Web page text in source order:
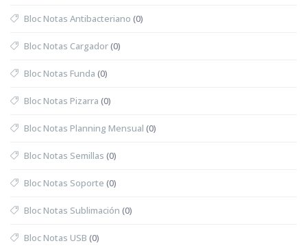
Bloc Notas Antibacteriano (0)
Bloc Notas Cargador(0)
Bloc Notas Funda (0)
Bloc Notas Pizarra (0)
Bloc Notas Planning Mensual (0)
Bloc Notas Semillas (0)
Bloc Notas Soporte (0)
Bloc Notas Sublimación (0)
Bloc Notas USB (0)